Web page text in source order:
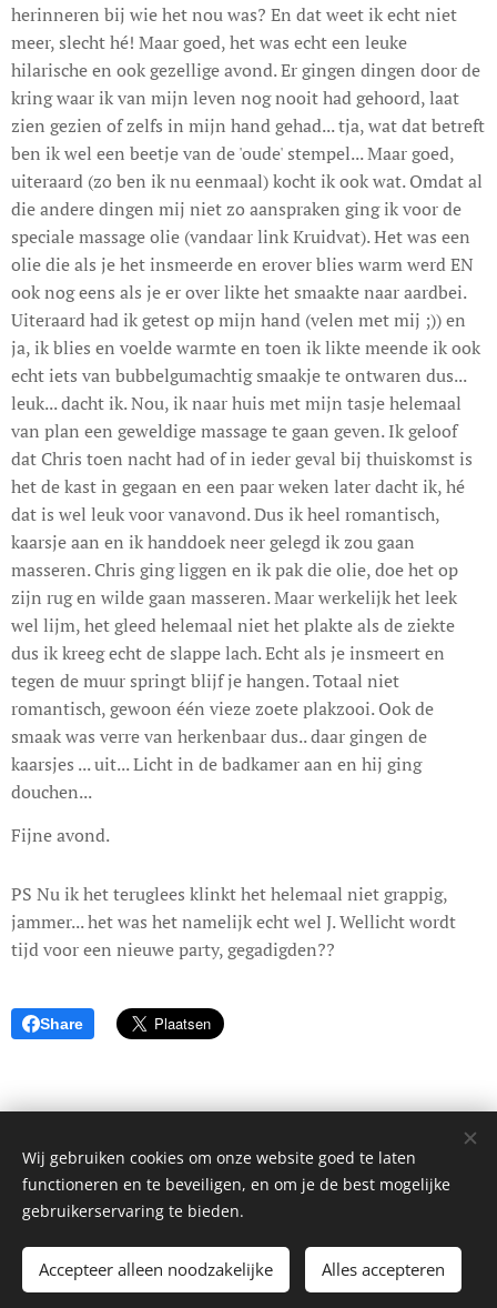
herinneren bij wie het nou was? En dat weet ik echt niet
meer, slecht hé! Maar goed, het was echt een leuke
hilarische en ook gezellige avond. Er gingen dingen door de
kring waar ik van mijn leven nog nooit had gehoord, laat
zien gezien of zelfs in mijn hand gehad... tja, wat dat betreft
ben ik wel een beetje van de 'oude' stempel... Maar goed,
uiteraard (zo ben ik nu eenmaal) kocht ik ook wat. Omdat al
die andere dingen mij niet zo aanspraken ging ik voor de
speciale massage olie (vandaar link Kruidvat). Het was een
olie die als je het insmeerde en erover blies warm werd EN
ook nog eens als je er over likte het smaakte naar aardbei.
Uiteraard had ik getest op mijn hand (velen met mij ;)) en
ja, ik blies en voelde warmte en toen ik likte meende ik ook
echt iets van bubbelgumachtig smaakje te ontwaren dus...
leuk... dacht ik. Nou, ik naar huis met mijn tasje helemaal
van plan een geweldige massage te gaan geven. Ik geloof
dat Chris toen nacht had of in ieder geval bij thuiskomst is
het de kast in gegaan en een paar weken later dacht ik, hé
dat is wel leuk voor vanavond. Dus ik heel romantisch,
kaarsje aan en ik handdoek neer gelegd ik zou gaan
masseren. Chris ging liggen en ik pak die olie, doe het op
zijn rug en wilde gaan masseren. Maar werkelijk het leek
wel lijm, het gleed helemaal niet het plakte als de ziekte
dus ik kreeg echt de slappe lach. Echt als je insmeert en
tegen de muur springt blijf je hangen. Totaal niet
romantisch, gewoon één vieze zoete plakzooi. Ook de
smaak was verre van herkenbaar dus.. daar gingen de
kaarsjes ... uit... Licht in de badkamer aan en hij ging
douchen...
Fijne avond.
PS Nu ik het teruglees klinkt het helemaal niet grappig,
jammer... het was het namelijk echt wel J. Wellicht wordt
tijd voor een nieuwe party, gegadigden??
Share
© 2017 Dagboek van een onbekende. Alle rechten voorbehouden.
Cookies
Talen
Nederlands
English
Wij gebruiken cookies om onze website goed te laten
functioneren en te beveiligen, en om je de best mogelijke
gebruikerservaring te bieden.
Accepteer alleen noodzakelijke Alles accepteren